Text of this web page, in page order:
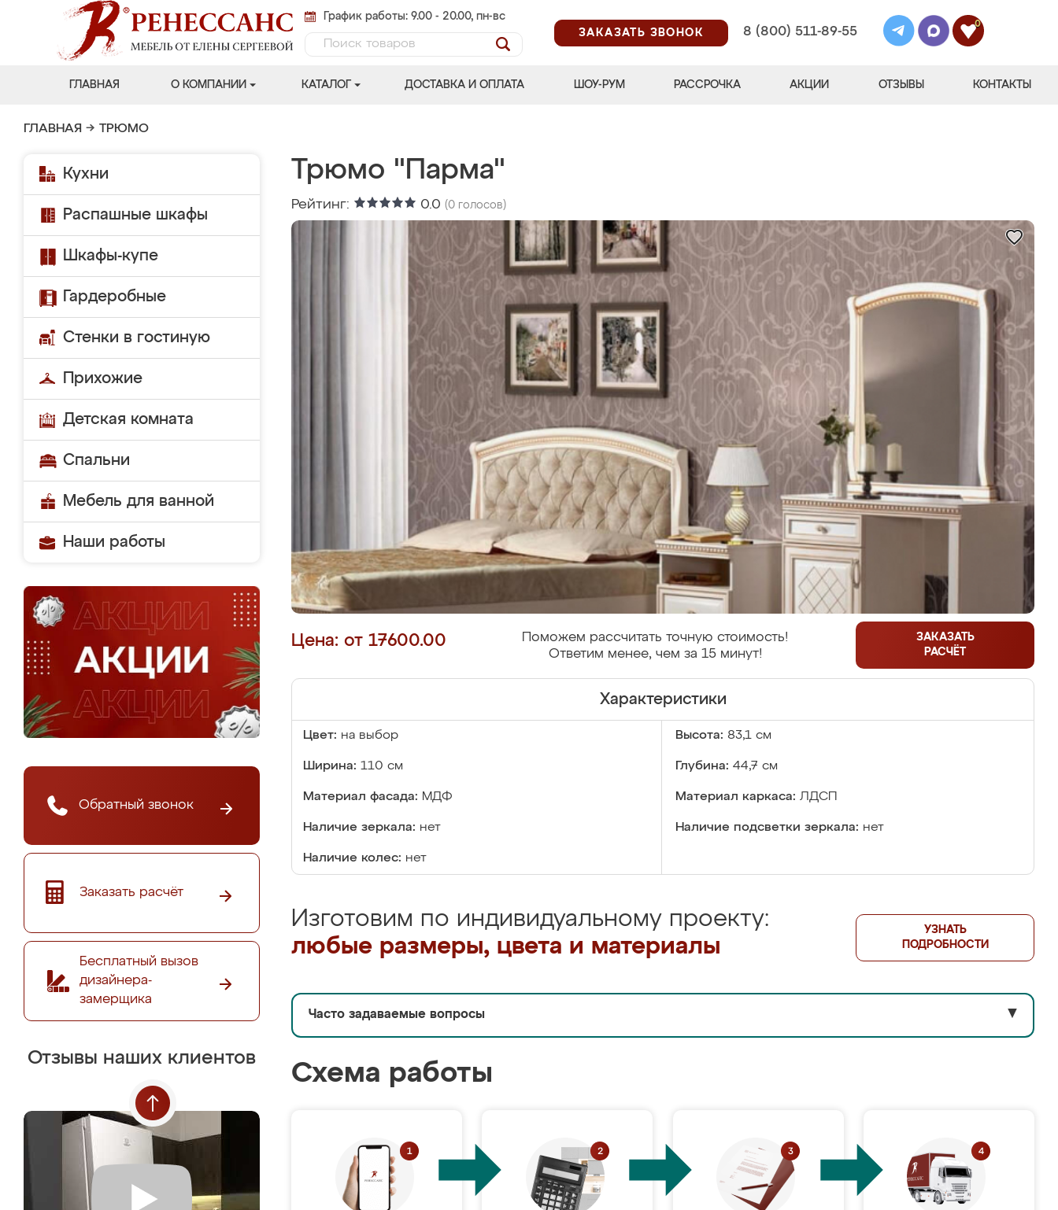
График работы: 9.00 - 20.00, пн-вс
ЗАКАЗАТЬ ЗВОНОК
8 (800) 511-89-55
0
ГЛАВНАЯ О КОМПАНИИ КАТАЛОГ ДОСТАВКА И ОПЛАТА ШОУ-РУМ РАССРОЧКА АКЦИИ ОТЗЫВЫ КОНТАКТЫ
ГЛАВНАЯ → ТРЮМО
Кухни
Распашные шкафы
Шкафы-купе
Гардеробные
Стенки в гостиную
Прихожие
Детская комната
Спальни
Мебель для ванной
Наши работы
Обратный звонок
Заказать расчёт
Бесплатный вызов
дизайнера-
замерщика
Отзывы наших клиентов
Трюмо "Парма"
Рейтинг: 0.0 (0 голосов)
Цена: от 17600.00
Поможем рассчитать точную стоимость!
Ответим менее, чем за 15 минут!
ЗАКАЗАТЬ
РАСЧЁТ
Характеристики
Цвет: на выбор Высота: 83,1 см
Ширина: 110 см Глубина: 44,7 см
Материал фасада: МДФ Материал каркаса: ЛДСП
Наличие зеркала: нет Наличие подсветки зеркала: нет
Наличие колес: нет
Изготовим по индивидуальному проекту:
любые размеры, цвета и материалы
УЗНАТЬ
ПОДРОБНОСТИ
Часто задаваемые вопросы ▼
Схема работы